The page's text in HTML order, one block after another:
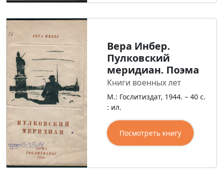
Вера Инбер.
Пулковский
меридиан. Поэма
Книги военных лет
М.: Гослитиздат, 1944. – 40 с.
: ил.
Посмотреть книгу